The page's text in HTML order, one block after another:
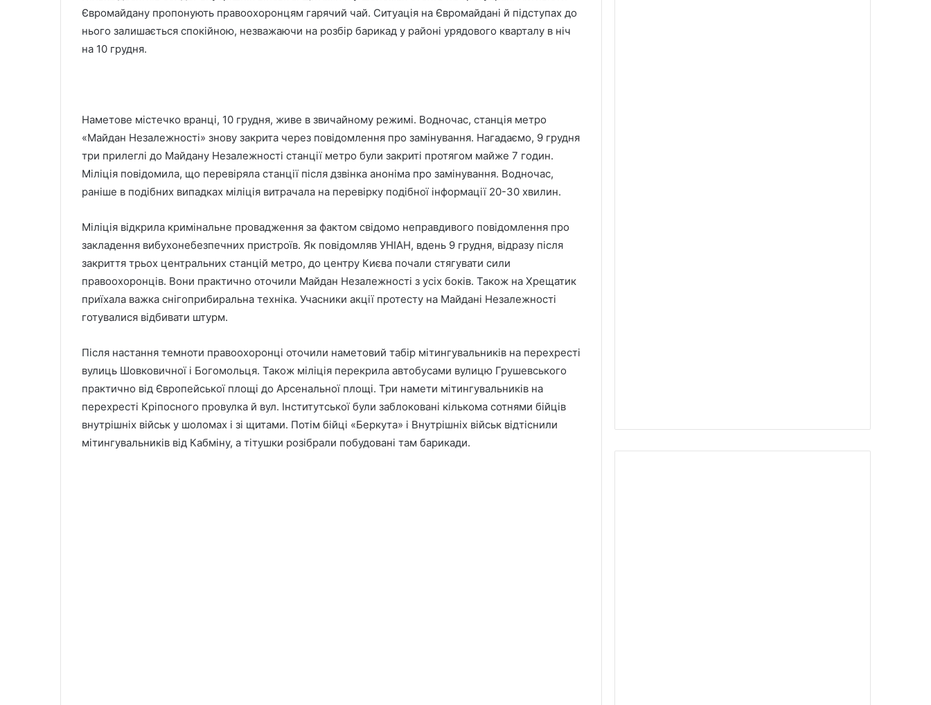
Євромайдану пропонують правоохоронцям гарячий чай. Ситуація на Євромайдані й підступах до
нього залишається спокійною, незважаючи на розбір барикад у районі урядового кварталу в ніч
на 10 грудня.
Наметове містечко вранці, 10 грудня, живе в звичайному режимі. Водночас, станція метро
«Майдан Незалежності» знову закрита через повідомлення про замінування. Нагадаємо, 9 грудня
три прилеглі до Майдану Незалежності станції метро були закриті протягом майже 7 годин.
Міліція повідомила, що перевіряла станції після дзвінка аноніма про замінування. Водночас,
раніше в подібних випадках міліція витрачала на перевірку подібної інформації 20-30 хвилин.
Міліція відкрила кримінальне провадження за фактом свідомо неправдивого повідомлення про
закладення вибухонебезпечних пристроїв. Як повідомляв УНІАН, вдень 9 грудня, відразу після
закриття трьох центральних станцій метро, до центру Києва почали стягувати сили
правоохоронців. Вони практично оточили Майдан Незалежності з усіх боків. Також на Хрещатик
приїхала важка снігоприбиральна техніка. Учасники акції протесту на Майдані Незалежності
готувалися відбивати штурм.
Після настання темноти правоохоронці оточили наметовий табір мітингувальників на перехресті
вулиць Шовковичної і Богомольця. Також міліція перекрила автобусами вулицю Грушевського
практично від Європейської площі до Арсенальної площі. Три намети мітингувальників на
перехресті Кріпосного провулка й вул. Інститутської були заблоковані кількома сотнями бійців
внутрішніх військ у шоломах і зі щитами. Потім бійці «Беркута» і Внутрішніх військ відтіснили
мітингувальників від Кабміну, а тітушки розібрали побудовані там барикади.